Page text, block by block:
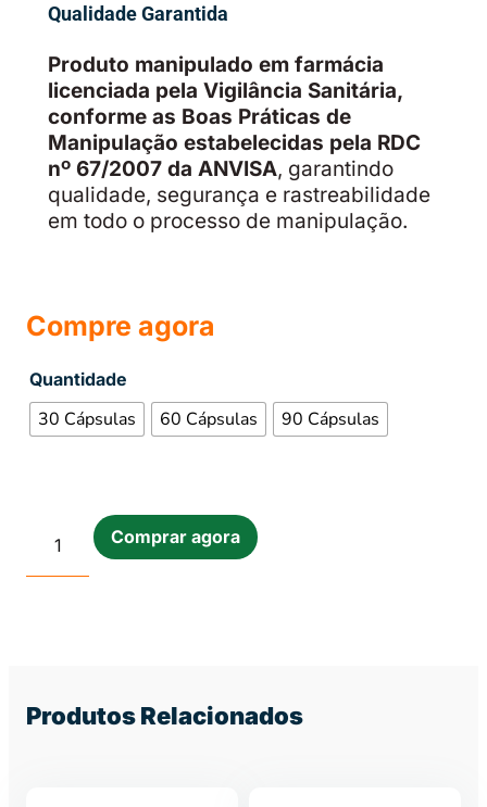
Qualidade Garantida
Produto manipulado em farmácia
licenciada pela Vigilância Sanitária,
conforme as Boas Práticas de
Manipulação estabelecidas pela RDC
nº 67/2007 da ANVISA, garantindo
qualidade, segurança e rastreabilidade
em todo o processo de manipulação.
Compre agora
Quantidade
30 Cápsulas 60 Cápsulas 90 Cápsulas
Comprar agora
Produtos Relacionados